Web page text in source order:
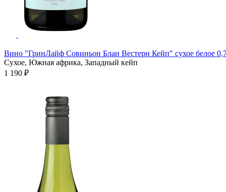
Вино "ГринЛайф Совиньон Блан Вестерн Кейп" сухое белое
Сухое, Южная африка, Западный кейп
1 190 ₽